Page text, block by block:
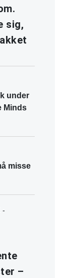
sig,
under
Minds
misse
-
–